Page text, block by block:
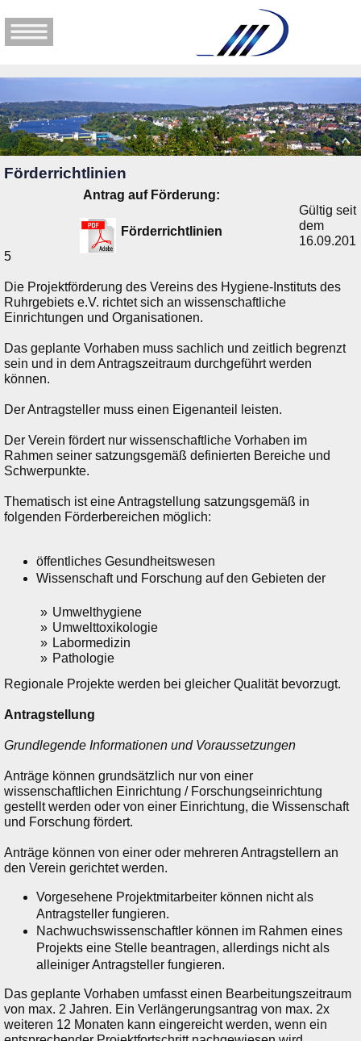
Förderrichtlinien
Antrag auf Förderung:
Förderrichtlinien
Gültig seit
dem
16.09.201
5
Die Projektförderung des Vereins des Hygiene-Instituts des
Ruhrgebiets e.V. richtet sich an wissenschaftliche
Einrichtungen und Organisationen.
Das geplante Vorhaben muss sachlich und zeitlich begrenzt
sein und in dem Antragszeitraum durchgeführt werden
können.
Der Antragsteller muss einen Eigenanteil leisten.
Der Verein fördert nur wissenschaftliche Vorhaben im
Rahmen seiner satzungsgemäß definierten Bereiche und
Schwerpunkte.
Thematisch ist eine Antragstellung satzungsgemäß in
folgenden Förderbereichen möglich:
öffentliches Gesundheitswesen
Wissenschaft und Forschung auf den Gebieten der
Umwelthygiene
Umwelttoxikologie
Labormedizin
Pathologie
Regionale Projekte werden bei gleicher Qualität bevorzugt.
Antragstellung
Grundlegende Informationen und Voraussetzungen
Anträge können grundsätzlich nur von einer
wissenschaftlichen Einrichtung / Forschungseinrichtung
gestellt werden oder von einer Einrichtung, die Wissenschaft
und Forschung fördert.
Anträge können von einer oder mehreren Antragstellern an
den Verein gerichtet werden.
Vorgesehene Projektmitarbeiter können nicht als
Antragsteller fungieren.
Nachwuchswissenschaftler können im Rahmen eines
Projekts eine Stelle beantragen, allerdings nicht als
alleiniger Antragsteller fungieren.
Das geplante Vorhaben umfasst einen Bearbeitungszeitraum
von max. 2 Jahren. Ein Verlängerungsantrag von max. 2x
weiteren 12 Monaten kann eingereicht werden, wenn ein